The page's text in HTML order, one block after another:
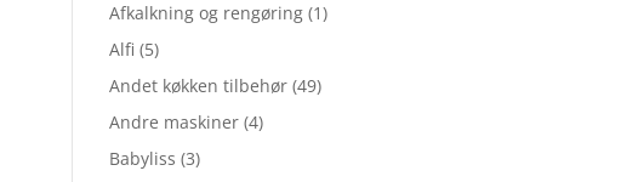
Afkalkning og rengøring (1)
Alfi (5)
Andet køkken tilbehør (49)
Andre maskiner (4)
Babyliss (3)